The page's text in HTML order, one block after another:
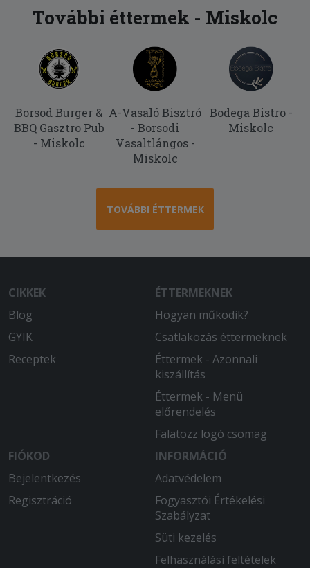
2026-03-30 - Norbert:
Elégedett voltam
2026-03-06 - :
Nagyon finom volt.
Jó melegen hozta ki a futár a gyros
tálat, és finom is volt.
További éttermek - Miskolc
Borsod Burger &
BBQ Gasztro Pub
- Miskolc
A-Vasaló Bisztró
- Borsodi
Vasaltlángos -
Miskolc
Bodega Bistro -
Miskolc
TOVÁBBI ÉTTERMEK
CIKKEK
Blog
GYIK
Receptek
ÉTTERMEKNEK
Hogyan működik?
Csatlakozás éttermeknek
Éttermek - Azonnali
kiszállítás
Éttermek - Menü
előrendelés
Falatozz logó csomag
FIÓKOD
Bejelentkezés
Regisztráció
INFORMÁCIÓ
Adatvédelem
Fogyasztói Értékelési
Szabályzat
Süti kezelés
Felhasználási feltételek